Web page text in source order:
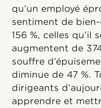
qu’un employé
sentiment de
156 %, celles qu’il
augmentent de
souffre
diminue de 47 %.
dirigeants
apprendre et